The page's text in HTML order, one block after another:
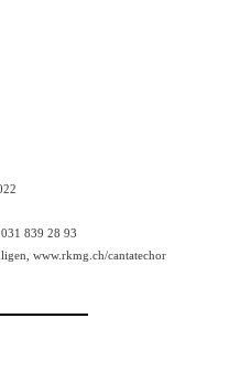
839 28 93
www.rkmg.ch/cantatechor